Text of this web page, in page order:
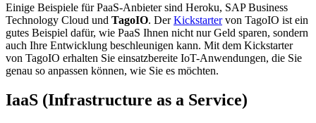
Einige Beispiele für PaaS-Anbieter sind Heroku, SAP Business
Technology Cloud und TagoIO. DerKickstartervon TagoIO ist ein
gutes Beispiel dafür, wie PaaS Ihnen nicht nur Geld sparen, sondern
auch Ihre Entwicklung beschleunigen kann. Mit dem Kickstarter
von TagoIO erhalten Sie einsatzbereite IoT-Anwendungen, die Sie
genau so anpassen können, wie Sie es möchten.
IaaS (Infrastructure as a Service)